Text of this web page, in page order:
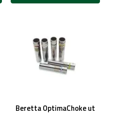
Beretta OptimaChoke ut